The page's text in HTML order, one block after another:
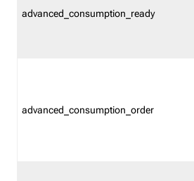
advanced_consumption_ready
advanced_consumption_order